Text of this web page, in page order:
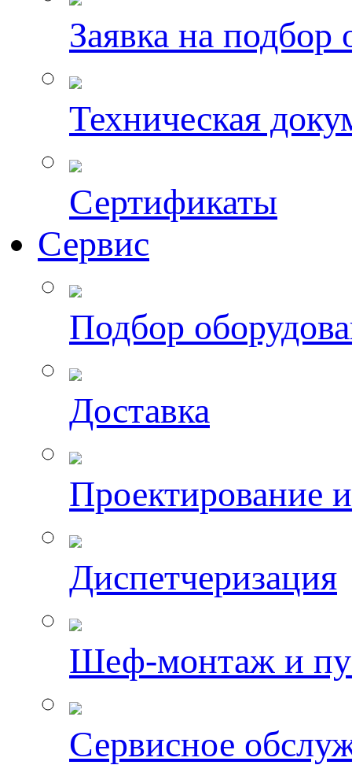
Заявка на подбор
Техническая
Сертификаты
Сервис
Подбор
Доставка
Проектирование
Диспетчеризация
Шеф-монтаж и
Сервисное